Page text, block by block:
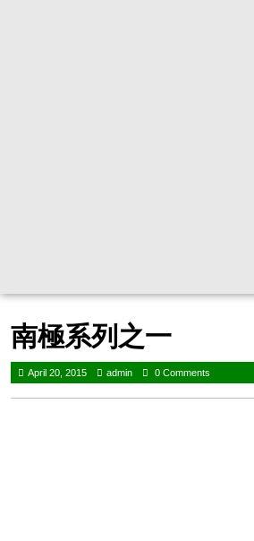
南極系列之一
April 20, 2015 admin 0 Comments